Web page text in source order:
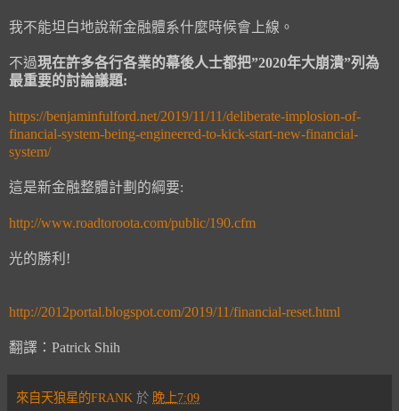
我不能坦白地說新金融體系什麼時候會上線。
不過現在許多各行各業的幕後人士都把”2020年大崩潰”列為
最重要的討論議題:
https://benjaminfulford.net/2019/11/11/deliberate-implosion-of-
financial-system-being-engineered-to-kick-start-new-financial-
system/
這是新金融整體計劃的綱要:
http://www.roadtoroota.com/public/190.cfm
光的勝利!
http://2012portal.blogspot.com/2019/11/financial-reset.html
翻譯：Patrick Shih
來自天狼星的FRANK 於 晚上7:09